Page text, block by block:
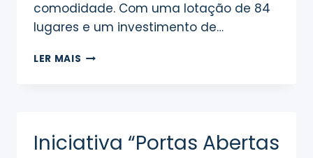
comodidade. Com uma lotação de 84
lugares e um investimento de…
LER MAIS SERVIÇOS
AUTOCARRO
Iniciativa “Portas Abertas